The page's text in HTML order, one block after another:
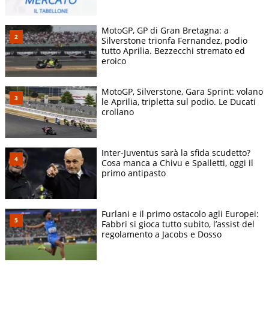
MotoGP, GP di Gran Bretagna: a
Silverstone trionfa Fernandez, podio
tutto Aprilia. Bezzecchi stremato ed
eroico
MotoGP, Silverstone, Gara Sprint: volano
le Aprilia, tripletta sul podio. Le Ducati
crollano
Inter-Juventus sarà la sfida scudetto?
Cosa manca a Chivu e Spalletti, oggi il
primo antipasto
Furlani e il primo ostacolo agli Europei:
Fabbri si gioca tutto subito, l’assist del
regolamento a Jacobs e Dosso